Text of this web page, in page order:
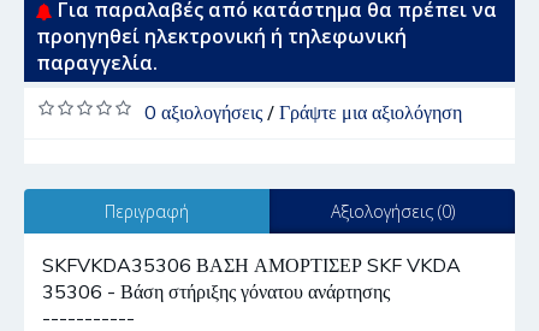
Για παραλαβές από κατάστημα θα πρέπει να
προηγηθεί ηλεκτρονική ή τηλεφωνική
παραγγελία.
0 αξιολογήσεις/ Γράψτε μια αξιολόγηση
Περιγραφή Αξιολογήσεις (0)
SKFVKDA35306 ΒΑΣΗ ΑΜΟΡΤΙΣΕΡ SKF VKDA
35306 - Βάση στήριξης γόνατου ανάρτησης
-----------